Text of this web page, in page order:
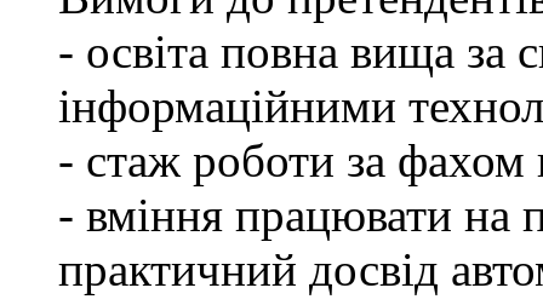
- освіта повна вища за
інформаційними
- стаж роботи за
- вміння працювати на
практичний досвід